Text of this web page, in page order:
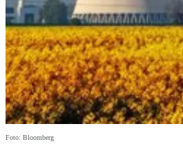
Foto: Bloomberg